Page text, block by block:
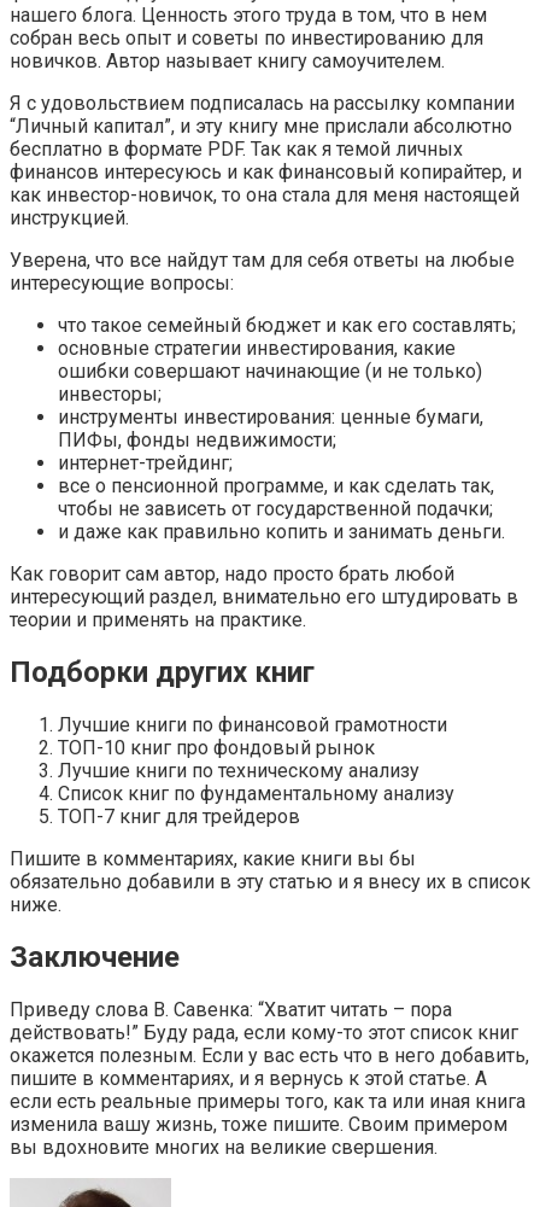
нашего блога. Ценность этого труда в том, что в нем
собран весь опыт и советы по инвестированию для
новичков. Автор называет книгу самоучителем.
Я с удовольствием подписалась на рассылку компании
“Личный капитал”, и эту книгу мне прислали абсолютно
бесплатно в формате PDF. Так как я темой личных
финансов интересуюсь и как финансовый копирайтер, и
как инвестор-новичок, то она стала для меня настоящей
инструкцией.
Уверена, что все найдут там для себя ответы на любые
интересующие вопросы:
что такое семейный бюджет и как его составлять;
основные стратегии инвестирования, какие
ошибки совершают начинающие (и не только)
инвесторы;
инструменты инвестирования: ценные бумаги,
ПИФы, фонды недвижимости;
интернет-трейдинг;
все о пенсионной программе, и как сделать так,
чтобы не зависеть от государственной подачки;
и даже как правильно копить и занимать деньги.
Как говорит сам автор, надо просто брать любой
интересующий раздел, внимательно его штудировать в
теории и применять на практике.
Подборки других книг
Лучшие книги по финансовой грамотности
ТОП-10 книг про фондовый рынок
Лучшие книги по техническому анализу
Список книг по фундаментальному анализу
ТОП-7 книг для трейдеров
Пишите в комментариях, какие книги вы бы
обязательно добавили в эту статью и я внесу их в список
ниже.
Заключение
Приведу слова В. Савенка: “Хватит читать – пора
действовать!” Буду рада, если кому-то этот список книг
окажется полезным. Если у вас есть что в него добавить,
пишите в комментариях, и я вернусь к этой статье. А
если есть реальные примеры того, как та или иная книга
изменила вашу жизнь, тоже пишите. Своим примером
вы вдохновите многих на великие свершения.